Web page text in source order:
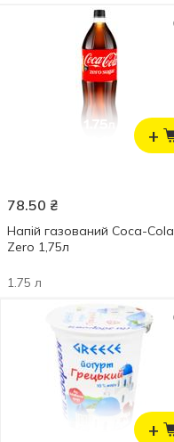
+
78.50 ₴
Напій газований Coca-Cola
Zero 1,75л
1.75 л
+